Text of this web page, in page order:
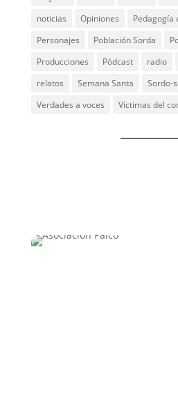
noticias
Opiniones Pedagogía
Personajes
Población Sorda
Producciones
Pódcast radio
relatos
Semana Santa
Sordo-
Verdades a voces
Víctimas del